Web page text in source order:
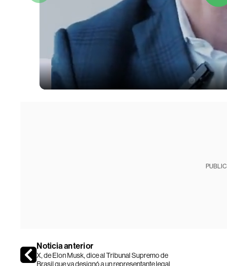
Noticia anterior
X, de Elon Musk, dice al Tribunal Supremo de
Brasil que ya designó a un representante legal